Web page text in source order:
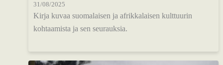
31/08/2025
Kirja kuvaa suomalaisen ja afrikkalaisen kulttuurin
kohtaamista ja sen seurauksia.